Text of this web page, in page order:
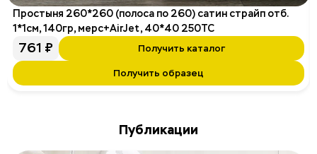
Простыня 260*260 (полоса по 260) сатин страйп отб.
1*1см, 140гр, мерс+AirJet, 40*40 250ТС
761 ₽ Получить каталог
Получить образец
Публикации